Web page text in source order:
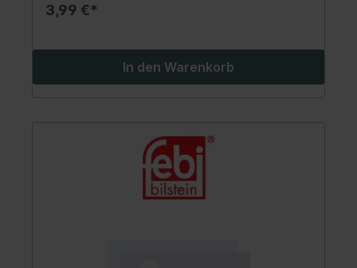
3,99 €*
In den Warenkorb